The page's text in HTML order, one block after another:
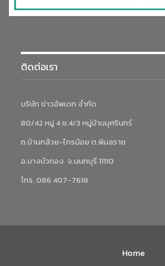
ติดต่อเรา
บริษัท ข่าวอัพเดท จำกัด
80/42 หมู่ 4 ซ.4/3 หมู่บ้านบุศรินทร์
ถ.บ้านกล้วย-ไทรน้อย ต.พิมลราช
อ.บางบัวทอง จ.นนทบุรี 11110
โทร. 086 407-7618
Home